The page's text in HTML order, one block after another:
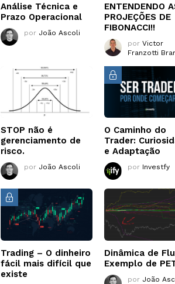
Análise Técnica e
Prazo Operacional
por João Ascoli
ENTENDENDO
PROJEÇÕES DE
FIBONACCI!!
por Victor
Franzotti
STOP não é
gerenciamento de
risco.
por João Ascoli
O Caminho do
Trader:
e Adaptação
por Investfy
Trading – O dinheiro
fácil mais difícil que
existe
Dinâmica de
Exemplo de
por João